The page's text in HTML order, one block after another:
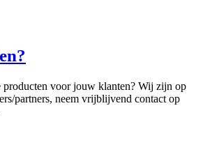
producten voor jouw klanten? Wij zijn op
partners, neem vrijblijvend contact op